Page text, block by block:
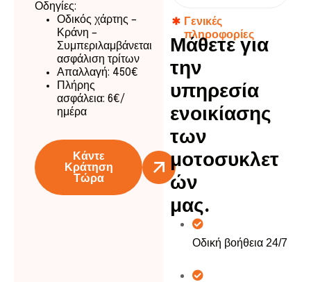
Οδηγίες:
Οδικός χάρτης –
Κράνη –
Συμπεριλαμβάνεται
ασφάλιση τρίτων
Απαλλαγή: 450€
Πλήρης
ασφάλεια: 6€/
ημέρα
Κάντε
Κράτηση
Τώρα
Γενικές
πληροφορίες
Μάθετε για
την
υπηρεσία
ενοικίασης
των
μοτοσυκλετ
ών
μας.
Οδική βοήθεια 24/7